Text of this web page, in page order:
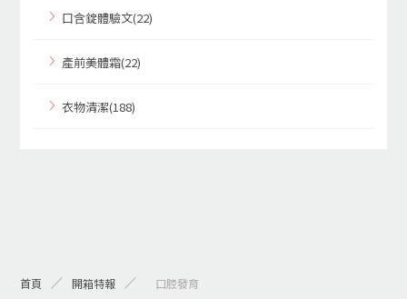
口含錠體驗文(22)
產前美體霜(22)
衣物清潔(188)
首頁 開箱特報 > 口腔發育